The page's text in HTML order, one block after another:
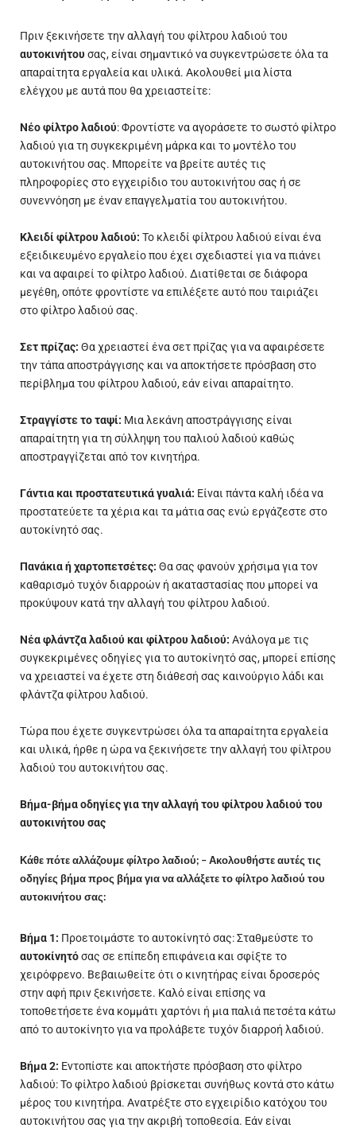
Πριν ξεκινήσετε την αλλαγή του φίλτρου λαδιού του
αυτοκινήτου σας, είναι σημαντικό να συγκεντρώσετε όλα τα
απαραίτητα εργαλεία και υλικά. Ακολουθεί μια λίστα
ελέγχου με αυτά που θα χρειαστείτε:
Νέο φίλτρο λαδιού: Φροντίστε να αγοράσετε το σωστό φίλτρο
λαδιού για τη συγκεκριμένη μάρκα και το μοντέλο του
αυτοκινήτου σας. Μπορείτε να βρείτε αυτές τις
πληροφορίες στο εγχειρίδιο του αυτοκινήτου σας ή σε
συνεννόηση με ένανεπαγγελματίατου αυτοκινήτου.
Κλειδί φίλτρου λαδιού: Το κλειδί φίλτρου λαδιού είναι ένα
εξειδικευμένο εργαλείο που έχει σχεδιαστεί για να πιάνει
και να αφαιρεί το φίλτρο λαδιού. Διατίθεται σε διάφορα
μεγέθη, οπότε φροντίστε να επιλέξετε αυτό που ταιριάζει
στο φίλτρο λαδιού σας.
Σετ πρίζας: Θα χρειαστεί ένα σετ πρίζας για να αφαιρέσετε
την τάπα αποστράγγισης και να αποκτήσετε πρόσβαση στο
περίβλημα του φίλτρου λαδιού, εάν είναι απαραίτητο.
Στραγγίστε το ταψί: Μια λεκάνη αποστράγγισης είναι
απαραίτητη για τη σύλληψη του παλιού λαδιού καθώς
αποστραγγίζεται από τον κινητήρα.
Γάντια και προστατευτικά γυαλιά: Είναι πάντα καλή ιδέα να
προστατεύετε τα χέρια και τα μάτια σας ενώ εργάζεστε στο
αυτοκίνητό σας.
Πανάκια ή χαρτοπετσέτες: Θα σας φανούν χρήσιμα για τον
καθαρισμό τυχόν διαρροών ή ακαταστασίας που μπορεί να
προκύψουν κατά την αλλαγή του φίλτρου λαδιού.
Νέα φλάντζα λαδιού και φίλτρου λαδιού: Ανάλογα με τις
συγκεκριμένες οδηγίες για το αυτοκίνητό σας, μπορεί επίσης
να χρειαστεί να έχετε στη διάθεσή σας καινούργιο λάδι και
φλάντζα φίλτρου λαδιού.
Τώρα που έχετε συγκεντρώσει όλα τα απαραίτητα εργαλεία
και υλικά, ήρθε η ώρα να ξεκινήσετε την αλλαγή του φίλτρου
λαδιού του αυτοκινήτου σας.
Βήμα-βήμα οδηγίες για την αλλαγή του φίλτρου λαδιού του
αυτοκινήτου σας
Κάθε πότε αλλάζουμε φίλτρο λαδιού; – Ακολουθήστε αυτές τις
οδηγίες βήμα προς βήμα για να αλλάξετε το φίλτρο λαδιού του
αυτοκινήτου σας:
Βήμα 1: Προετοιμάστε το αυτοκίνητό σας: Σταθμεύστε το
αυτοκίνητόσας σε επίπεδη επιφάνεια και σφίξτε το
χειρόφρενο. Βεβαιωθείτε ότι ο κινητήρας είναι δροσερός
στην αφή πριν ξεκινήσετε. Καλό είναι επίσης να
τοποθετήσετε ένα κομμάτι χαρτόνι ή μια παλιά πετσέτα κάτω
από το αυτοκίνητο για να προλάβετε τυχόν διαρροή λαδιού.
Βήμα 2: Εντοπίστε και αποκτήστε πρόσβαση στο φίλτρο
λαδιού: Το φίλτρο λαδιού βρίσκεται συνήθως κοντά στο κάτω
μέρος του κινητήρα. Ανατρέξτε στο εγχειρίδιο κατόχου του
αυτοκινήτου σας για την ακριβή τοποθεσία. Εάν είναι